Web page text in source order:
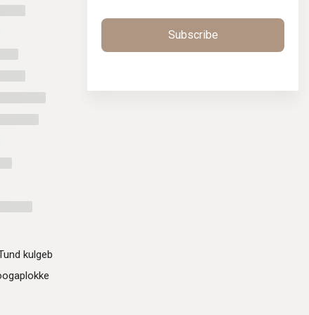
kulgeb
Subscribe